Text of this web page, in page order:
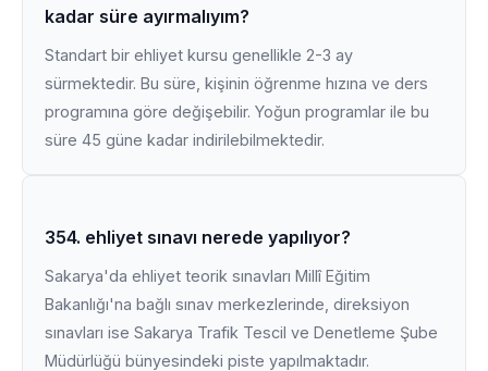
kadar süre ayırmalıyım?
Standart bir ehliyet kursu genellikle 2-3 ay
sürmektedir. Bu süre, kişinin öğrenme hızına ve ders
programına göre değişebilir. Yoğun programlar ile bu
süre 45 güne kadar indirilebilmektedir.
354. ehliyet sınavı nerede yapılıyor?
Sakarya'da ehliyet teorik sınavları Millî Eğitim
Bakanlığı'na bağlı sınav merkezlerinde, direksiyon
sınavları ise Sakarya Trafik Tescil ve Denetleme Şube
Müdürlüğü bünyesindeki piste yapılmaktadır.